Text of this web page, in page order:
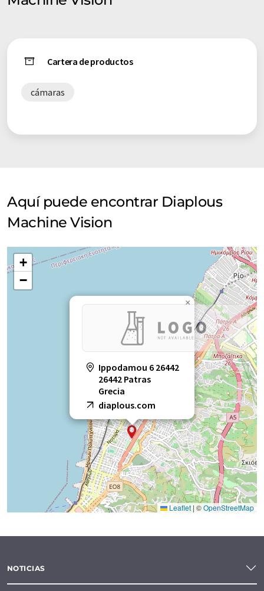
Cartera de productos
cámaras
Aquí puede encontrar Diaplous
Machine Vision
Ippodamou 6 26442
26442 Patras
Grecia
diaplous.com
×
+
−
Leaflet | ©OpenStreetMap
NOTICIAS